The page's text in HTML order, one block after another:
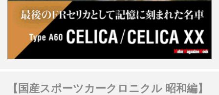
【国産スポーツカークロニクル 昭和編】